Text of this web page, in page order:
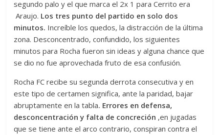
segundo palo y el que marca el 2x 1 para Cerrito era
Araujo. Los tres punto del partido en solo dos
minutos. Increíble los quedos, la distracción de la última
zona. Desconcentrado, confundido, los siguientes
minutos para Rocha fueron sin ideas y alguna chance que
se dio no fue aprovechada fruto de esa confusión.
Rocha FC recibe su segunda derrota consecutiva y en
este tipo de certamen significa, ante la paridad, bajar
abruptamente en la tabla. Errores en defensa,
desconcentración y falta de concreción ,en jugadas
que se tiene ante el arco contrario, conspiran contra el